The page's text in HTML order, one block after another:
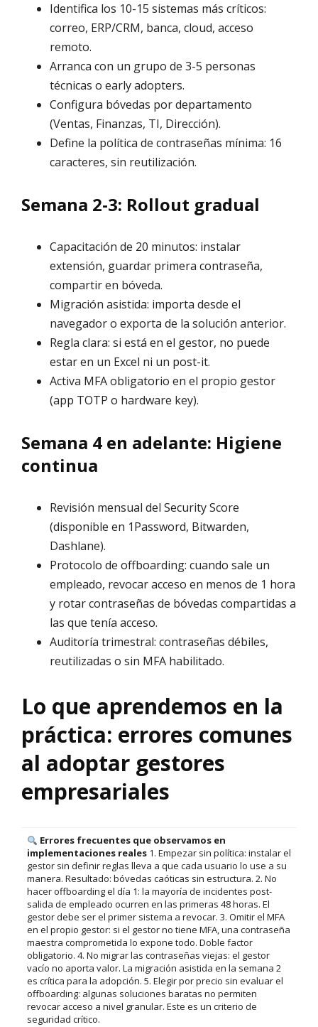
Identifica los 10-15 sistemas más críticos:
correo, ERP/CRM, banca, cloud, acceso
remoto.
Arranca con un grupo de 3-5 personas
técnicas o early adopters.
Configura bóvedas por departamento
(Ventas, Finanzas, TI, Dirección).
Define la política de contraseñas mínima: 16
caracteres, sin reutilización.
Semana 2-3: Rollout gradual
Capacitación de 20 minutos: instalar
extensión, guardar primera contraseña,
compartir en bóveda.
Migración asistida: importa desde el
navegador o exporta de la solución anterior.
Regla clara: si está en el gestor, no puede
estar en un Excel ni un post-it.
Activa MFA obligatorio en el propio gestor
(app TOTP o hardware key).
Semana 4 en adelante: Higiene
continua
Revisión mensual del Security Score
(disponible en 1Password, Bitwarden,
Dashlane).
Protocolo de offboarding: cuando sale un
empleado, revocar acceso en menos de 1 hora
y rotar contraseñas de bóvedas compartidas a
las que tenía acceso.
Auditoría trimestral: contraseñas débiles,
reutilizadas o sin MFA habilitado.
Lo que aprendemos en la
práctica: errores comunes
al adoptar gestores
empresariales
Errores frecuentes que observamos en
implementaciones reales 1. Empezar sin política: instalar el
gestor sin definir reglas lleva a que cada usuario lo use a su
manera. Resultado: bóvedas caóticas sin estructura. 2. No
hacer offboarding el día 1: la mayoría de incidentes post-
salida de empleado ocurren en las primeras 48 horas. El
gestor debe ser el primer sistema a revocar. 3. Omitir el MFA
en el propio gestor: si el gestor no tiene MFA, una contraseña
maestra comprometida lo expone todo. Doble factor
obligatorio. 4. No migrar las contraseñas viejas: el gestor
vacío no aporta valor. La migración asistida en la semana 2
es crítica para la adopción. 5. Elegir por precio sin evaluar el
offboarding: algunas soluciones baratas no permiten
revocar acceso a nivel granular. Este es un criterio de
seguridad crítico.